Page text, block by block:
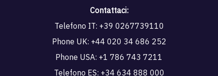
Contattaci:
Telefono IT: +39 0267739110
Phone UK: +44 020 34 686 252
Phone USA: +1 786 743 7211
Telefono ES: +34 634 888 000